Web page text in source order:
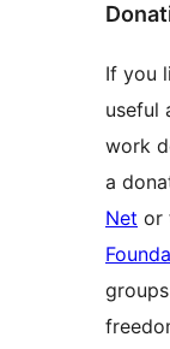
If you
useful
work
a
Net or